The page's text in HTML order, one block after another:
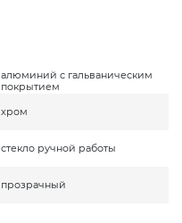
алюминий с гальваническим
покрытием
хром
стекло ручной работы
прозрачный